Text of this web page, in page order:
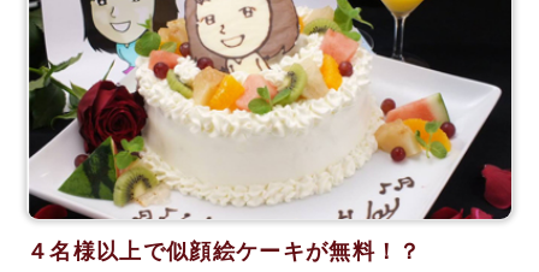
４名様以上で似顔絵ケーキが無料！？